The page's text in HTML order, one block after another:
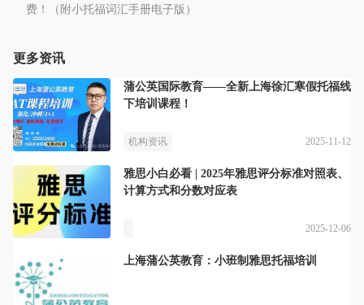
费！（附小托福词汇手册电子版）
更多资讯
蒲公英国际教育——全新上海徐汇寒假托福线
下培训课程！
机构资讯 2025-11-12
雅思小白必看 | 2025年雅思评分标准对照表、
计算方式和分数对应表
2025-12-06
上海蒲公英教育：小班制雅思托福培训